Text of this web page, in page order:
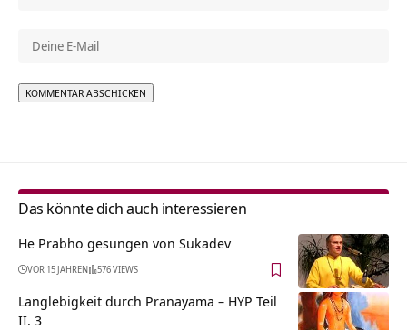
Das könnte dich auch interessieren
He Prabho gesungen von Sukadev
VOR 15 JAHREN 576 VIEWS
Langlebigkeit durch Pranayama – HYP Teil
II. 3